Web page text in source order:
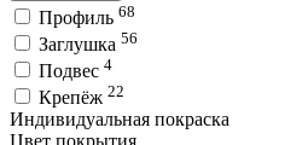
Профиль 68
Заглушка 56
Подвес 4
Крепёж 22
Индивидуальная покраска